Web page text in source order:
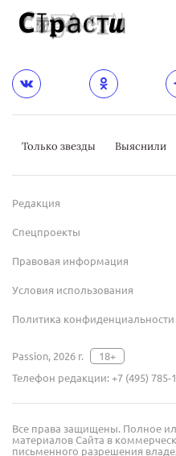
Только звезды Выяснили
Редакция
Спецпроекты
Правовая информация
Условия использования
Политика конфиденциальности
Passion, 2026 г.
18+
Телефон редакции:+7 (495) 785-
Все права защищены. Полное
материалов Сайта в
письменного разрешения